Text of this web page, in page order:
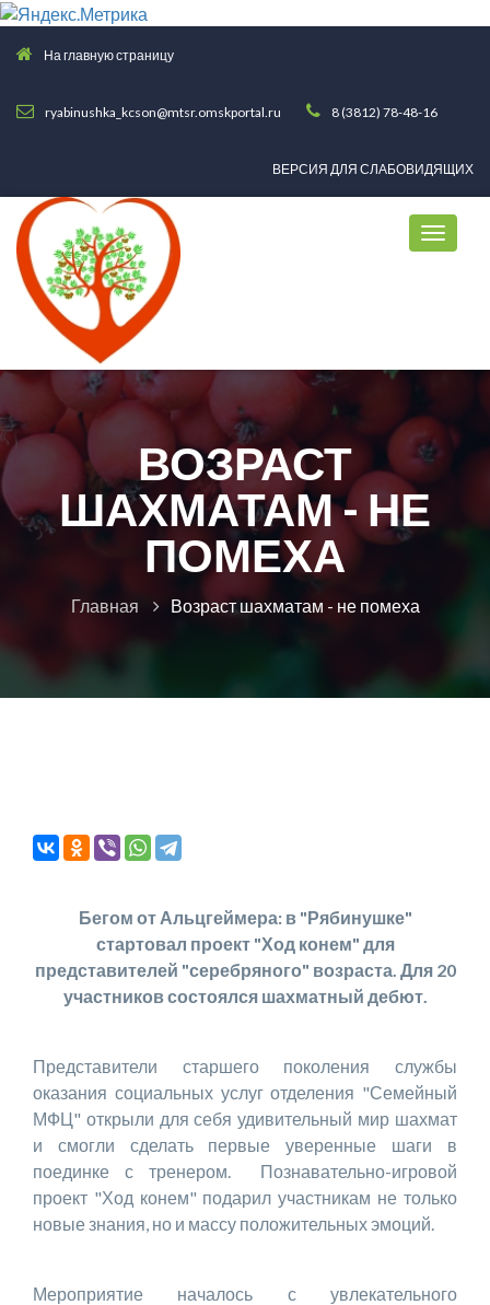
На главную страницу
ryabinushka_kcson@mtsr.omskportal.ru 8 (3812) 78-48-16
ВЕРСИЯ ДЛЯ СЛАБОВИДЯЩИХ
ВОЗРАСТ
ШАХМАТАМ - НЕ
ПОМЕХА
Главная Возраст шахматам - не помеха
Бегом от Альцгеймера: в "Рябинушке"
стартовал проект "Ход конем" для
представителей "серебряного" возраста. Для 20
участников состоялся шахматный дебют.
Представители старшего поколения службы
оказания социальных услуг отделения "Семейный
МФЦ" открыли для себя удивительный мир шахмат
и смогли сделать первые уверенные шаги в
поединке с тренером. Познавательно-игровой
проект "Ход конем" подарил участникам не только
новые знания, но и массу положительных эмоций.
Мероприятие началось с увлекательного